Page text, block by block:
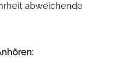
abweichende